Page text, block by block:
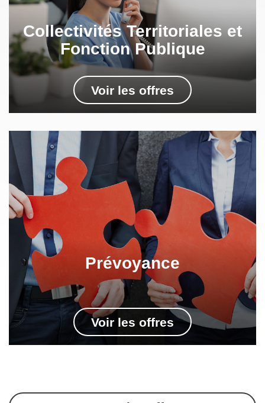
Collectivités Territoriales et
Fonction Publique
Voir les offres
Prévoyance
Voir les offres